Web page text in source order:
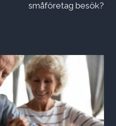
småföretag besök?